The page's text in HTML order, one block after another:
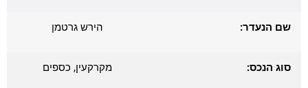
שם הנעדר: הירש גרטמן
סוג הנכס: מקרקעין, כספים